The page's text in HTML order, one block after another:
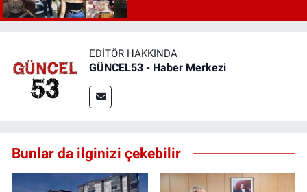
EDITÖR HAKKINDA
GÜNCEL53 - Haber Merkezi
Bunlar da ilginizi çekebilir